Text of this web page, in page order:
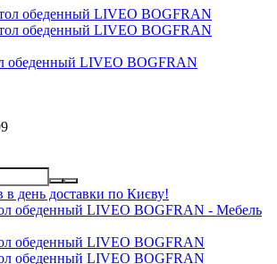
обеденный LIVEO BOGFRAN
в день доставки по Києву!